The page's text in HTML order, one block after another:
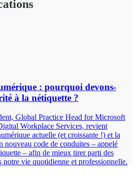
: pourquoi devons-
à la nétiquette ?
Global Practice Head for Microsoft
Workplace Services, revient
actuelle (et croissante !) et la
nouveau code de conduites – appelé
– afin de mieux tirer parti des
notre vie quotidienne et professionnelle.